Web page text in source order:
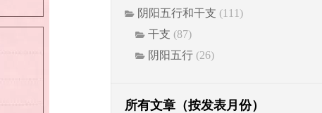
阴阳五行和干支 (111)
干支 (87)
阴阳五行 (26)
所有文章（按发表月份）